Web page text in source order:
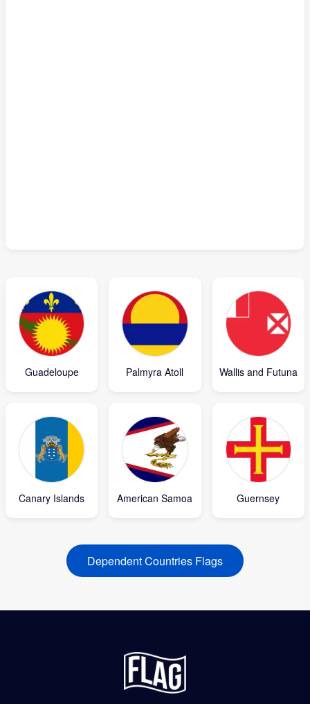
Guadeloupe Palmyra Atoll Wallis and Futuna
Canary Islands American Samoa Guernsey
Dependent Countries Flags